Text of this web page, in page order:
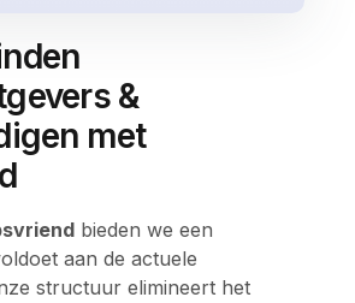
&
met
bieden we een
aan de actuele
structuur elimineert het